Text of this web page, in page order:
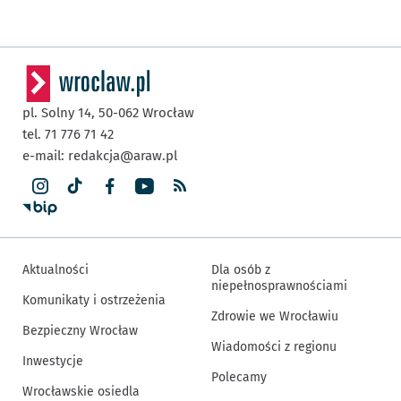
pl. Solny 14, 50-062 Wrocław
tel. 71 776 71 42
e-mail: redakcja@araw.pl
Aktualności
Komunikaty i ostrzeżenia
Bezpieczny Wrocław
Inwestycje
Wrocławskie osiedla
Dla osób z
niepełnosprawnościami
Zdrowie we Wrocławiu
Wiadomości z regionu
Polecamy